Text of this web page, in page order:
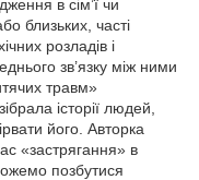
в сім’ї чи
близьких, часті
розладів і
зв’язку між ними
травм»
історії людей,
його. Авторка
«застрягання» в
позбутися